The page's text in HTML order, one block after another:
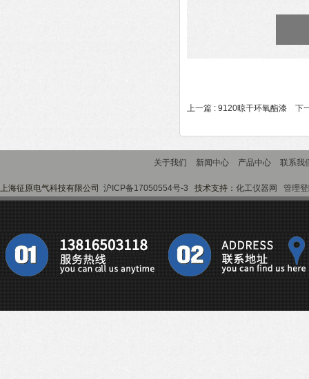
上一篇 : 9120晾干环氧酯漆 下
关于我们 新闻中心 产品中心 联系我
上海征原电气科技有限公司 沪ICP备17050554号-3 技术支持： 化工仪器网 管理